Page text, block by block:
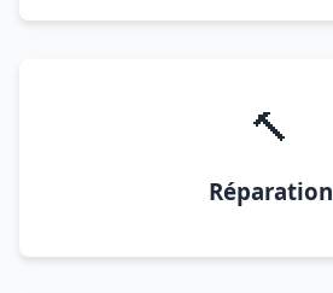
🔨
Réparation